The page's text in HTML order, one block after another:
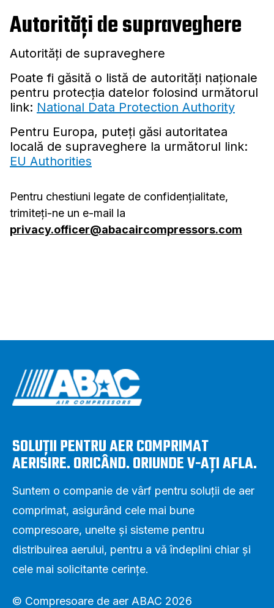
Autorităţi de supraveghere
Autorităţi de supraveghere
Poate fi găsită o listă de autorităţi naţionale
pentru protecţia datelor folosind următorul
link: National Data Protection Authority
Pentru Europa, puteţi găsi autoritatea
locală de supraveghere la următorul link:
EU Authorities
Pentru chestiuni legate de confidențialitate,
trimiteți-ne un e-mail la
privacy.officer@abacaircompressors.com
SOLUȚII PENTRU AER COMPRIMAT
AERISIRE. ORICÂND. ORIUNDE V-AȚI AFLA.
Suntem o companie de vârf pentru soluții de aer
comprimat, asigurând cele mai bune
compresoare, unelte și sisteme pentru
distribuirea aerului, pentru a vă îndeplini chiar și
cele mai solicitante cerințe.
© Compresoare de aer ABAC 2026